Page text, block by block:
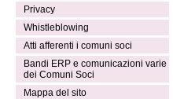
Privacy
Whistleblowing
Atti afferenti i comuni soci
Bandi ERP e comunicazioni varie
dei Comuni Soci
Mappa del sito